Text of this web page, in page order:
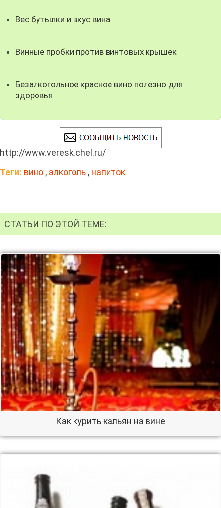
Вес бутылки и вкус вина
Винные пробки против винтовых крышек
Безалкогольное красное вино полезно для
здоровья
http://www.veresk.chel.ru/
Теги: вино , алкоголь , напиток
СТАТЬИ ПО ЭТОЙ ТЕМЕ:
Как курить кальян на вине